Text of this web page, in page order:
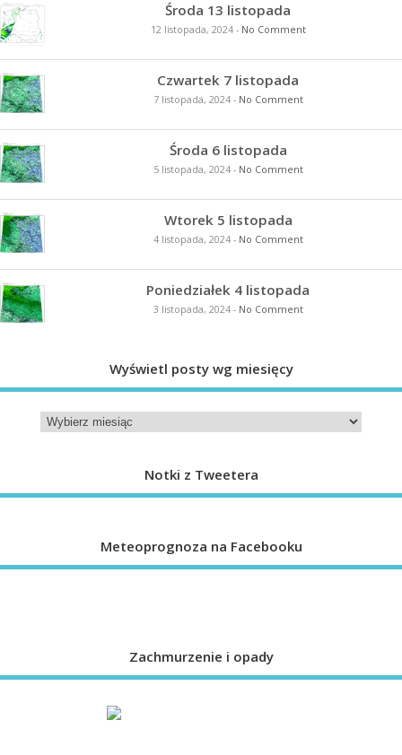
Środa 13 listopada
12 listopada, 2024- No Comment
Czwartek 7 listopada
7 listopada, 2024- No Comment
Środa 6 listopada
5 listopada, 2024- No Comment
Wtorek 5 listopada
4 listopada, 2024- No Comment
Poniedziałek 4 listopada
3 listopada, 2024- No Comment
Wyświetl posty wg miesięcy
Notki z Tweetera
Meteoprognoza na Facebooku
Zachmurzenie i opady